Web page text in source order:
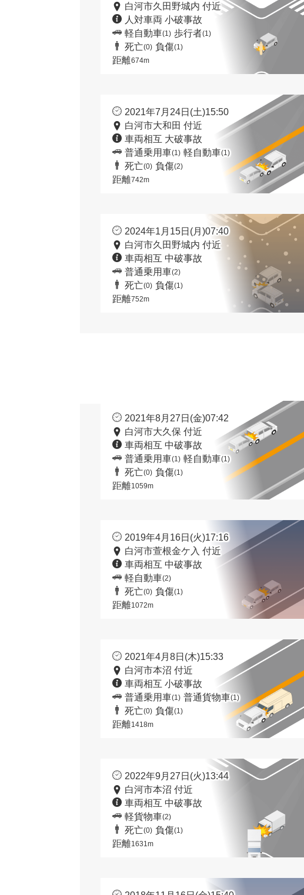
白河市久田野城内 付近
人対車両 小破事故
軽自動車(1) 歩行者(1)
死亡(0) 負傷(1)
距離674m
2021年7月24日(土)15:50
白河市大和田 付近
車両相互 大破事故
普通乗用車(1) 軽自動車(1)
死亡(0) 負傷(2)
距離742m
2024年1月15日(月)07:40
白河市久田野城内 付近
車両相互 中破事故
普通乗用車(2)
死亡(0) 負傷(1)
距離752m
2021年8月27日(金)07:42
白河市大久保 付近
車両相互 中破事故
普通乗用車(1) 軽自動車(1)
死亡(0) 負傷(1)
距離1059m
2019年4月16日(火)17:16
白河市萱根金ケ入 付近
車両相互 中破事故
軽自動車(2)
死亡(0) 負傷(1)
距離1072m
2021年4月8日(木)15:33
白河市本沼 付近
車両相互 小破事故
普通乗用車(1) 普通貨物車(1)
死亡(0) 負傷(1)
距離1418m
2022年9月27日(火)13:44
白河市本沼 付近
車両相互 中破事故
軽貨物車(2)
死亡(0) 負傷(1)
距離1631m